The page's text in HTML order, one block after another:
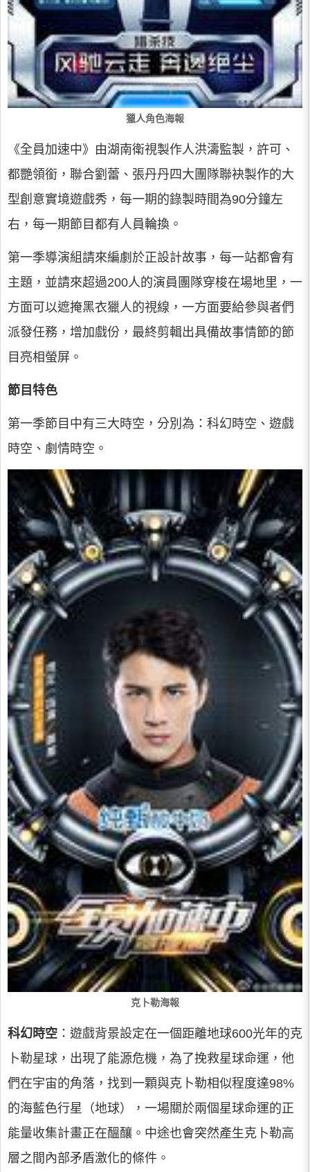
獵人角色海報
《全員加速中》由湖南衛視製作人洪濤監製，許可、
都艷領銜，聯合劉蕾、張丹丹四大團隊聯袂製作的大
型創意實境遊戲秀，每一期的錄製時間為90分鐘左
右，每一期節目都有人員輪換。
第一季導演組請來編劇於正設計故事，每一站都會有
主題，並請來超過200人的演員團隊穿梭在場地里，一
方面可以遮掩黑衣獵人的視線，一方面要給參與者們
派發任務，增加戲份，最終剪輯出具備故事情節的節
目亮相螢屏。
節目特色
第一季節目中有三大時空，分別為：科幻時空、遊戲
時空、劇情時空。
克卜勒海報
科幻時空 ：遊戲背景設定在一個距離地球600光年的克
卜勒星球，出現了能源危機，為了挽救星球命運，他
們在宇宙的角落，找到一顆與克卜勒相似程度達98%
的海藍色行星（地球），一場關於兩個星球命運的正
能量收集計畫正在醞釀。中途也會突然產生克卜勒高
層之間內部矛盾激化的條件。